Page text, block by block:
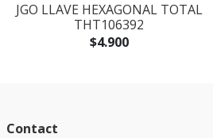
JGO LLAVE HEXAGONAL TOTAL
THT106392
$4.900
Contact